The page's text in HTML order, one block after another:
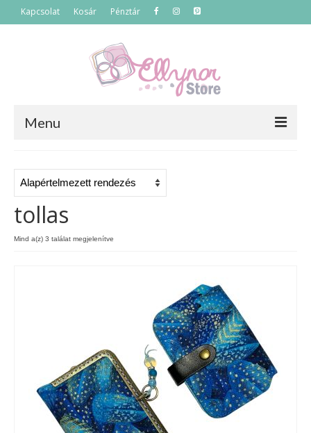
Kapcsolat Kosár Pénztár
Menu
Termékek
Szettek
Akciós termékek
Szemüvegtokok
Zsebkendő tartók
Bankkártya tartók
tollas
Mind a(z) 3 találat megjelenítve